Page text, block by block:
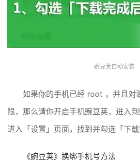
豌豆荚自动安装
如果你的手机已经 root ，并且对
限，那么请你开启手机豌豆荚，进入到
进入「设置」页面，找到并勾选「下载
《豌豆荚》换绑手机号方法